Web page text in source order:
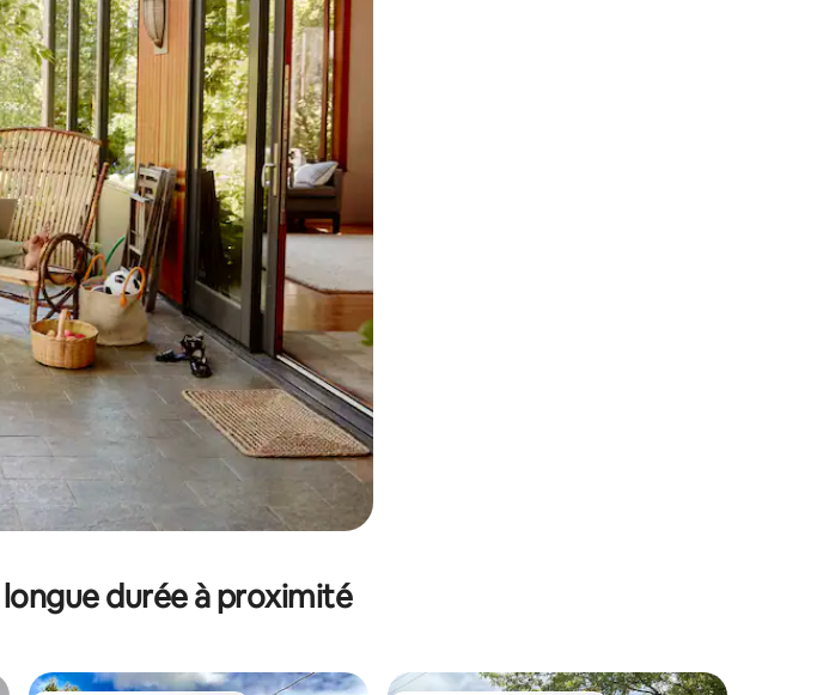
parcourir ou en appuyant et en faisant glisser.
durée à proximité